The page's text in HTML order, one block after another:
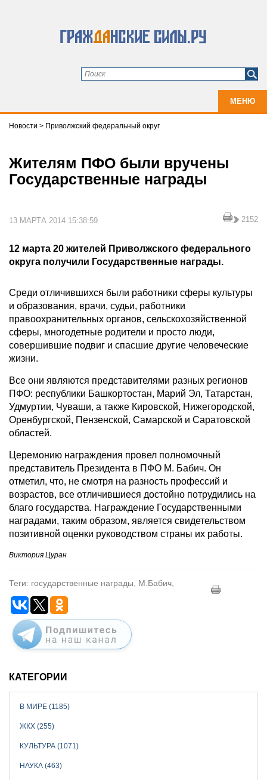
МЕНЮ
Новости > Приволжский федеральный округ
Жителям ПФО были вручены
Государственные награды
13 МАРТА 2014 15:38:59 2152
12 марта 20 жителей Приволжского федерального
округа получили Государственные награды.
Среди отличившихся были работники сферы культуры
и образования, врачи, судьи, работники
правоохранительных органов, сельскохозяйственной
сферы, многодетные родители и просто люди,
совершившие подвиг и спасшие другие человеческие
жизни.
Все они являются представителями разных регионов
ПФО: республики Башкортостан, Марий Эл, Татарстан,
Удмуртии, Чуваши, а также Кировской, Нижегородской,
Оренбургской, Пензенской, Самарской и Саратовской
областей.
Церемонию награждения провел полномочный
представитель Президента в ПФО М. Бабич. Он
отметил, что, не смотря на разность профессий и
возрастов, все отличившиеся достойно потрудились на
благо государства. Награждение Государственными
наградами, таким образом, является свидетельством
позитивной оценки руководством страны их работы.
Виктория Цуран
Теги: государственные награды, М.Бабич,
КАТЕГОРИИ
В МИРЕ (1185)
ЖКХ (255)
КУЛЬТУРА (1071)
НАУКА (463)